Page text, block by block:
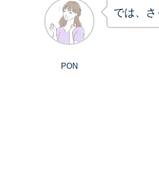
PON
では、さ